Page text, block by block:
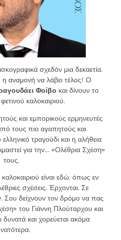
σχεδόν μια δεκαετία.
αναμονή να λάβει τέλος! Ο
Φοίβο και δίνουν το
καλοκαιριού.
και εμπορικούς ερμηνευτές
τους πιο αγαπητούς και
τραγούδι και η αλήθεια
για την… «Ολέθρια Σχέση»
τους.
είναι εδώ, όπως εν
σχέσεις. Έρχονται. Σε
Σου δείχνουν τον δρόμο να πας
του Γιάννη Πλούταρχου και
και χορεύεται ακόμα